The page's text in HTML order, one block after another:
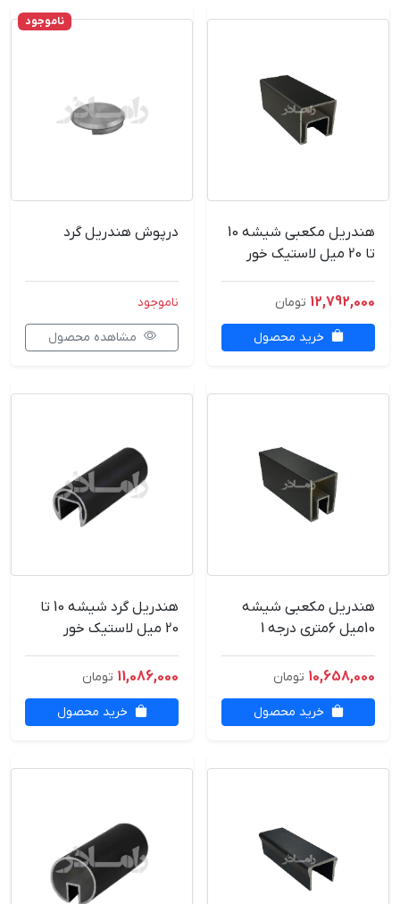
هندریل مکعبی شیشه 10
تا 20 میل لاستیک خور
آلومینیومی
12,792,000 تومان
خرید محصول
ناموجود
درپوش هندریل گرد
ناموجود
مشاهده محصول
هندریل مکعبی شیشه
10میل 6متری درجه 1
10,658,000 تومان
خرید محصول
هندریل گرد شیشه 10 تا
20 میل لاستیک خور
11,086,000 تومان
خرید محصول